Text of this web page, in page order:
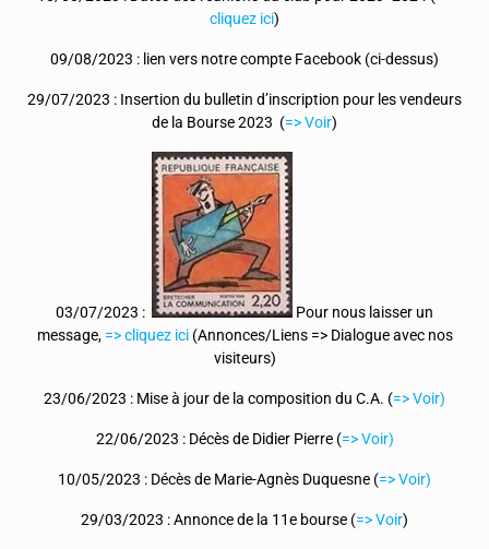
cliquez ici)
09/08/2023 : lien vers notre compte Facebook (ci-dessus)
29/07/2023 : Insertion du bulletin d’inscription pour les vendeurs
de la Bourse 2023 (=> Voir)
03/07/2023 :
Pour nous laisser un
message, => cliquez ici(Annonces/Liens => Dialogue avec nos
visiteurs)
23/06/2023 : Mise à jour de la composition du C.A. (=> Voir)
22/06/2023 : Décès de Didier Pierre (=> Voir)
10/05/2023 : Décès de Marie-Agnès Duquesne (=> Voir)
29/03/2023 : Annonce de la 11e bourse (=> Voir)